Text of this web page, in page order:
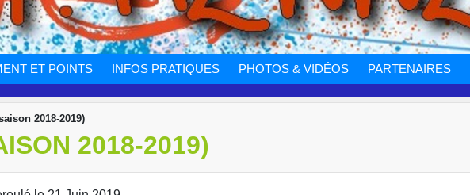
ET POINTS INFOS PRATIQUES PHOTOS & VIDÉOS PARTENAIRES
2018-2019)
2018-2019)